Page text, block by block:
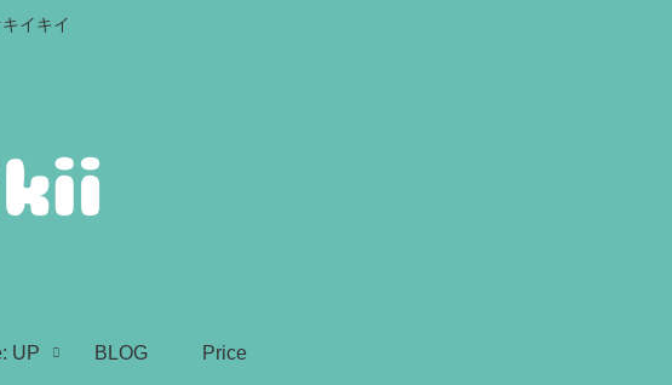
イキイ
UP BLOG Price